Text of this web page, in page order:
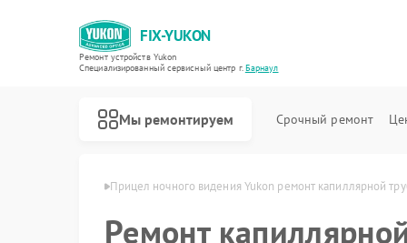
FIX-YUKON
Ремонт устройств Yukon
Специализированный cервисный центр г.Барнаул
Мы ремонтируем Срочный ремонт
Прицел ночного видения Yukon ремонт капиллярной
Ремонт